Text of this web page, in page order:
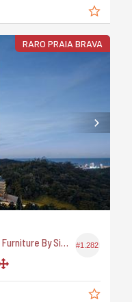
RARO PRAIA BRAVA
#1.282